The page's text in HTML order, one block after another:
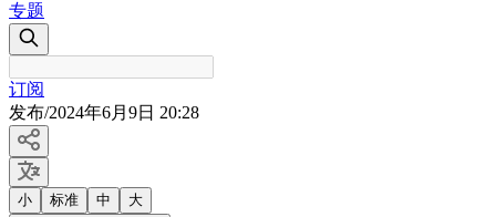
专题
订阅
发布/2024年6月9日 20:28
小 标准 中 大